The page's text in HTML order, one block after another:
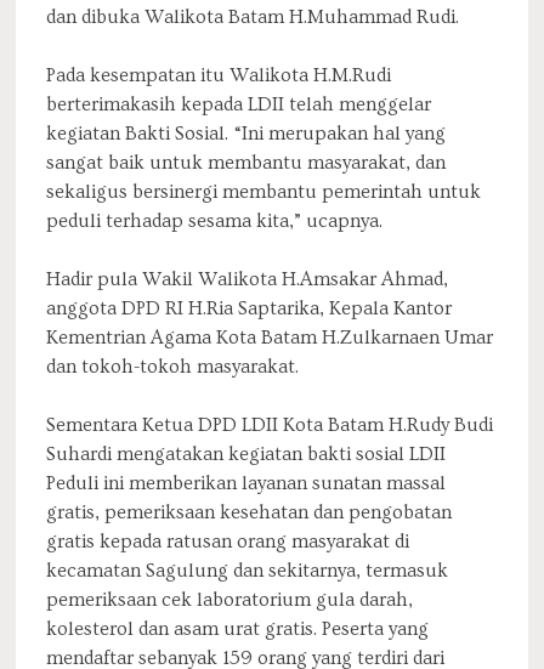
dan dibuka Walikota Batam H.Muhammad Rudi.
Pada kesempatan itu Walikota H.M.Rudi
berterimakasih kepada LDII telah menggelar
kegiatan Bakti Sosial. “Ini merupakan hal yang
sangat baik untuk membantu masyarakat, dan
sekaligus bersinergi membantu pemerintah untuk
peduli terhadap sesama kita,” ucapnya.
Hadir pula Wakil Walikota H.Amsakar Ahmad,
anggota DPD RI H.Ria Saptarika, Kepala Kantor
Kementrian Agama Kota Batam H.Zulkarnaen Umar
dan tokoh-tokoh masyarakat.
Sementara Ketua DPD LDII Kota Batam H.Rudy Budi
Suhardi mengatakan kegiatan bakti sosial LDII
Peduli ini memberikan layanan sunatan massal
gratis, pemeriksaan kesehatan dan pengobatan
gratis kepada ratusan orang masyarakat di
kecamatan Sagulung dan sekitarnya, termasuk
pemeriksaan cek laboratorium gula darah,
kolesterol dan asam urat gratis. Peserta yang
mendaftar sebanyak 159 orang yang terdiri dari